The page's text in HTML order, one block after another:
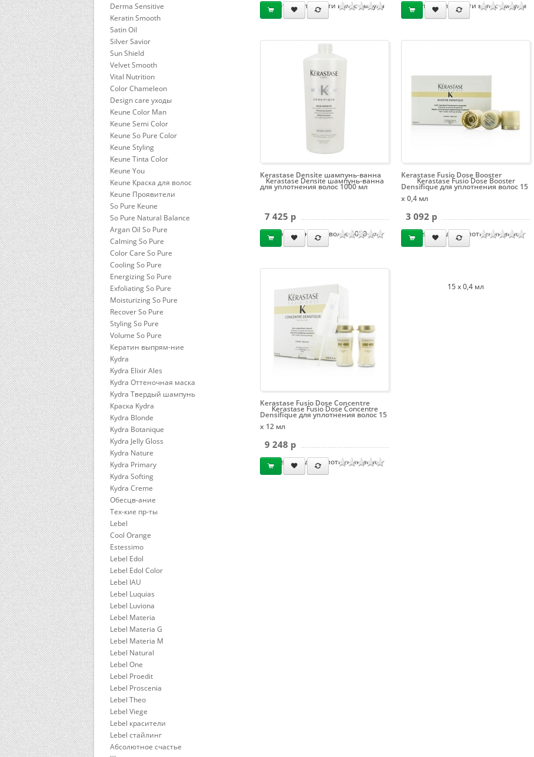
Derma Sensitive
Keratin Smooth
Satin Oil
Silver Savior
Sun Shield
Velvet Smooth
Vital Nutrition
Color Chameleon
Design care уходы
Keune Color Man
Keune Semi Color
Keune So Pure Color
Keune Styling
Keune Tinta Color
Keune You
Keune Краска для волос
Keune Проявители
So Pure Keune
So Pure Natural Balance
Argan Oil So Pure
Calming So Pure
Color Care So Pure
Cooling So Pure
Energizing So Pure
Exfoliating So Pure
Moisturizing So Pure
Recover So Pure
Styling So Pure
Volume So Pure
Кератин выпрям-ние
Kydra
Kydra Elixir Ales
Kydra Оттеночная маска
Kydra Твердый шампунь
Краска Kydra
Kydra Blonde
Kydra Botanique
Kydra Jelly Gloss
Kydra Nature
Kydra Primary
Kydra Softing
Kydra Сreme
Обесцв-ание
Тех-кие пр-ты
Lebel
Cool Orange
Estessimo
Lebel Edol
Lebel Edol Color
Lebel IAU
Lebel Luquias
Lebel Luviona
Lebel Materia
Lebel Materia G
Lebel Materia M
Lebel Natural
Lebel One
Lebel Proedit
Lebel Proscenia
Lebel Theo
Lebel Viege
Lebel красители
Lebel стайлинг
Абсолютное счастье
густоты и плотности волос ампула густоты и плотности волос ампулы
Kerastase Densite шампунь-ванна
для уплотнения волос 1000 мл
Kerastase Densite шампунь-ванна
для уплотнения волос 1000 мл
7 425 p
Kerastase Fusio Dose Booster
Densifique для уплотнения волос
15 х 0,4 мл
Kerastase Fusio Dose Booster
Densifique для уплотнения волос 15
х 0,4 мл
3 092 p
Kerastase Fusio Dose Concentre
Densifique для уплотнения волос
Kerastase Fusio Dose Concentre
Densifique для уплотнения волос 15
х 12 мл
9 248 p